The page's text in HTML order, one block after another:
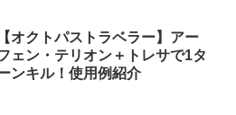
【オクトパストラベラー】アー
ェン・テリオン＋トレサで1タ
ンキル！使用例紹介